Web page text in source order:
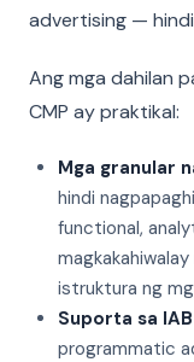
advertising —
Ang mga dahilan
CMP ay praktikal:
Mga granular
hindi
functional,
istruktura ng
Suporta sa
programmatic